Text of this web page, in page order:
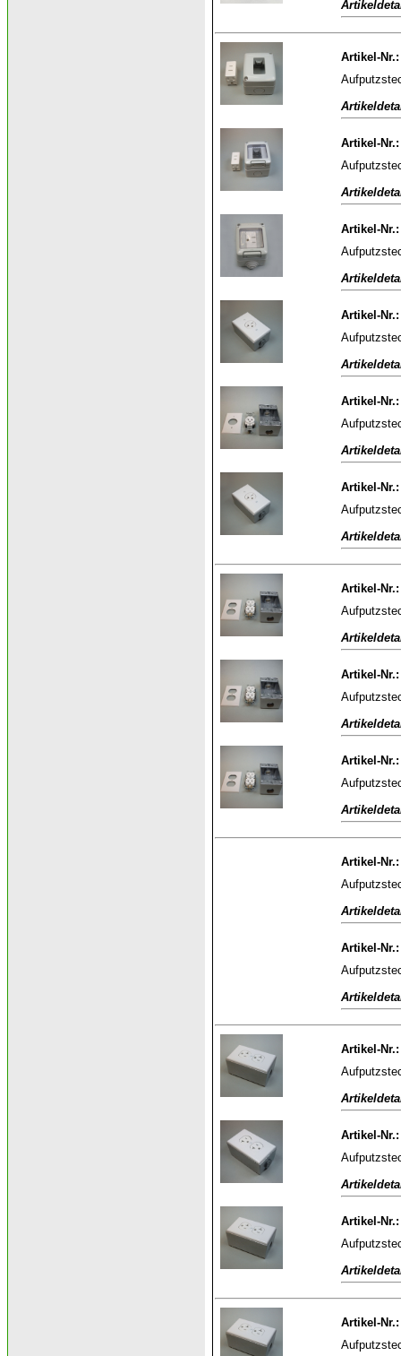
Artikel-Nr.:
Artikel-Nr.:
Artikel-Nr.:
Artikel-Nr.:
Artikel-Nr.:
Artikel-Nr.:
Artikel-Nr.:
Artikel-Nr.:
Artikel-Nr.:
Artikel-Nr.:
Artikel-Nr.:
Artikel-Nr.:
Artikel-Nr.:
Artikel-Nr.:
Artikel-Nr.: